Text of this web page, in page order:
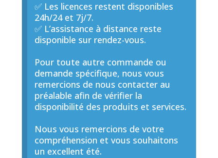
✅ Les licences restent disponibles
24h/24 et 7j/7.
✅ L’assistance à distance reste
disponible sur rendez-vous.
Pour toute autre commande ou
demande spécifique, nous vous
remercions de nous contacter au
préalable afin de vérifier la
disponibilité des produits et services.
Nous vous remercions de votre
compréhension et vous souhaitons
un excellent été.